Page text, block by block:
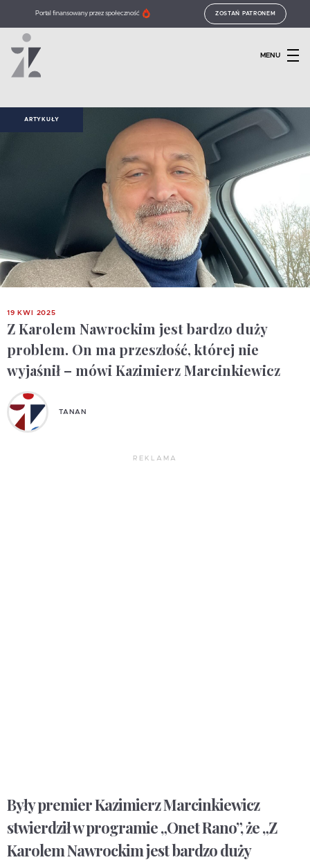
Portal finansowany przez społeczność ZOSTAŃ PATRONEM
MENU
ARTYKUŁY
19 KWI 2025
Z Karolem Nawrockim jest bardzo duży
problem. On ma przeszłość, której nie
wyjaśnił – mówi Kazimierz Marcinkiewicz
TANAN
REKLAMA
Były premier Kazimierz Marcinkiewicz
stwierdził w programie „Onet Rano”, że „Z
Karolem Nawrockim jest bardzo duży